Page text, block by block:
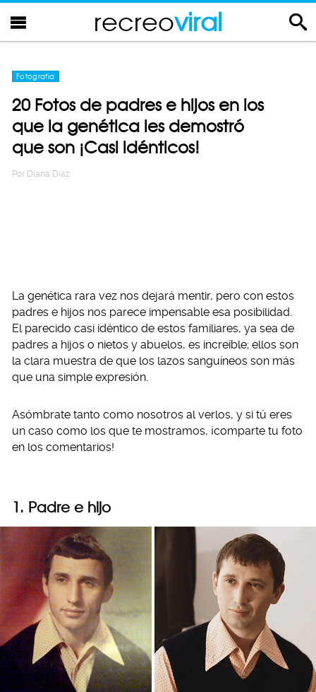
recreoviral
Fotografia
20 Fotos de padres e hijos en los
que la genética les demostró
que son ¡Casi idénticos!
Por Diana Diaz
La genética rara vez nos dejará mentir, pero con estos
padres e hijos nos parece impensable esa posibilidad.
El parecido casi idéntico de estos familiares, ya sea de
padres a hijos o nietos y abuelos, es increíble; ellos son
la clara muestra de que los lazos sanguíneos son más
que una simple expresión.
Asómbrate tanto como nosotros al verlos, y si tú eres
un caso como los que te mostramos, ¡comparte tu foto
en los comentarios!
1. Padre e hijo